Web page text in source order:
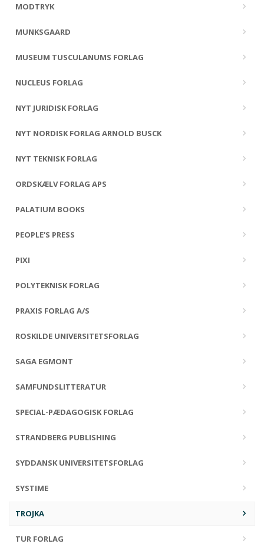
MODTRYK
MUNKSGAARD
MUSEUM TUSCULANUMS FORLAG
NUCLEUS FORLAG
NYT JURIDISK FORLAG
NYT NORDISK FORLAG ARNOLD BUSCK
NYT TEKNISK FORLAG
ORDSKÆLV FORLAG APS
PALATIUM BOOKS
PEOPLE'S PRESS
PIXI
POLYTEKNISK FORLAG
PRAXIS FORLAG A/S
ROSKILDE UNIVERSITETSFORLAG
SAGA EGMONT
SAMFUNDSLITTERATUR
SPECIAL-PÆDAGOGISK FORLAG
STRANDBERG PUBLISHING
SYDDANSK UNIVERSITETSFORLAG
SYSTIME
TROJKA
TUR FORLAG